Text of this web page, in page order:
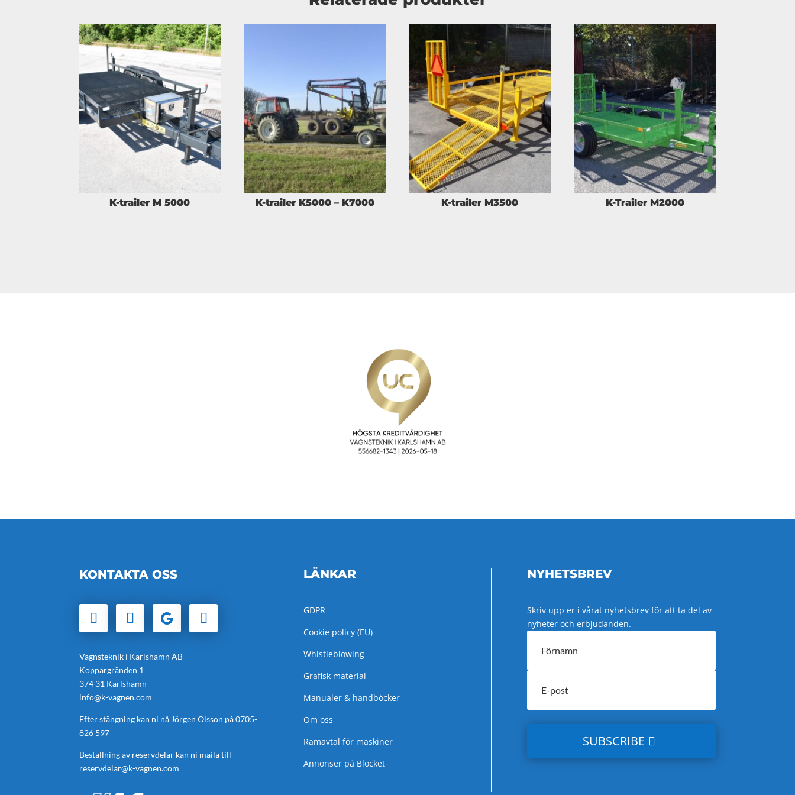
K-trailer M 5000 K-trailer K5000 – K7000 K-trailer M3500 K-Trailer M2000
KONTAKTA OSS
Vagnsteknik i Karlshamn AB
Koppargränden 1
374 31 Karlshamn
info@k-vagnen.com
Efter stängning kan ni nå Jörgen Olsson på0705-
826 597
Beställning av reservdelar kan ni maila till
reservdelar@k-vagnen.com
LÄNKAR
GDPR
Cookie policy (EU)
Whistleblowing
Grafisk material
Manualer & handböcker
Om oss
Ramavtal för maskiner
Annonser på Blocket
NYHETSBREV
Skriv upp er i vårat nyhetsbrev för att ta del av
nyheter och erbjudanden.
SUBSCRIBE